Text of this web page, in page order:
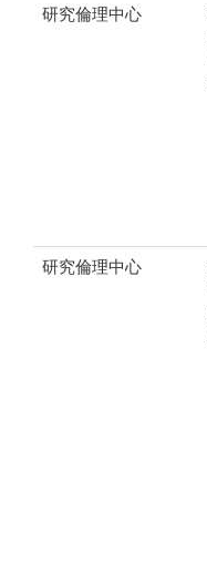
研究倫理中心
研究倫理中心